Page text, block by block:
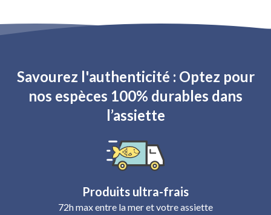
Savourez l'authenticité : Optez pour
nos espèces 100% durables dans
l’assiette
Produits ultra-frais
72h max entre la mer et votre assiette